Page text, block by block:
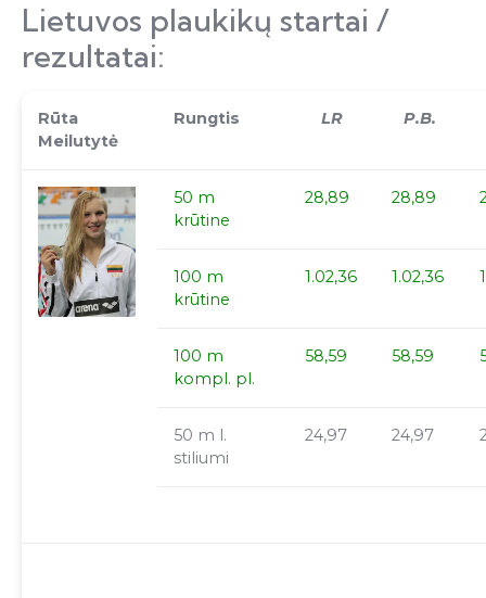
Lietuvos plaukikų startai /
rezultatai:
Rūta
Meilutytė
Rungtis LR P.B.
50 m
krūtine
28,89 28,89
100 m
krūtine
1.02,36 1.02,36
100 m
kompl. pl.
58,59 58,59
50 m l.
stiliumi
24,97 24,97